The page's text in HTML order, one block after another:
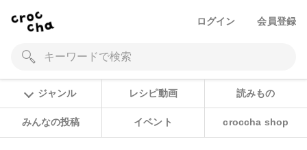
ログイン 会員登録
ジャンル レシピ動画 読みもの
みんなの投稿 イベント croccha shop